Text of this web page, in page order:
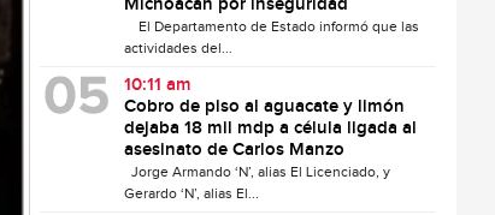
Michoacán por inseguridad
El Departamento de Estado informó que las
actividades del...
10:11 am
Cobro de piso al aguacate y limón
dejaba 18 mil mdp a célula ligada al
asesinato de Carlos Manzo
Jorge Armando ‘N’, alias El Licenciado, y
Gerardo ‘N’, alias El...